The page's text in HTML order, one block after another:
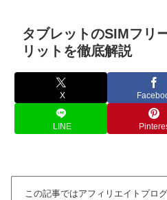
タブレットのSIMフリ
リットを徹底解説
X
LINE
この記事ではアフィリエイトプロ